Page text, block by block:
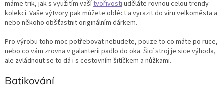
máme trik, jak s využitím vašítvořivosti uděláte rovnou celou trendy
kolekci. Vaše výtvory pak můžete obléct a vyrazit do víru velkoměsta a
nebo někoho obšťastnit originálním dárkem.
Pro výrobu toho moc potřebovat nebudete, pouze to co máte po ruce,
nebo co vám zrovna v galanterii padlo do oka. Šicí stroj je sice výhoda,
ale zvládnout se to dá i s cestovním šitíčkem a nůžkami.
Batikování